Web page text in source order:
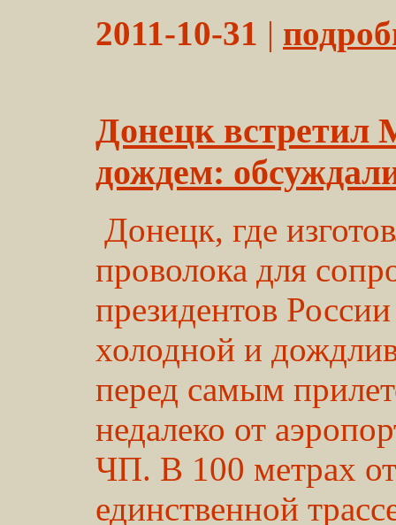
2011-10-31 |
Донецк встретил
дождем:
Донецк, где
проволока для
президентов
холодной и
перед самым
недалеко от
ЧП. В 100 метрах
единственной